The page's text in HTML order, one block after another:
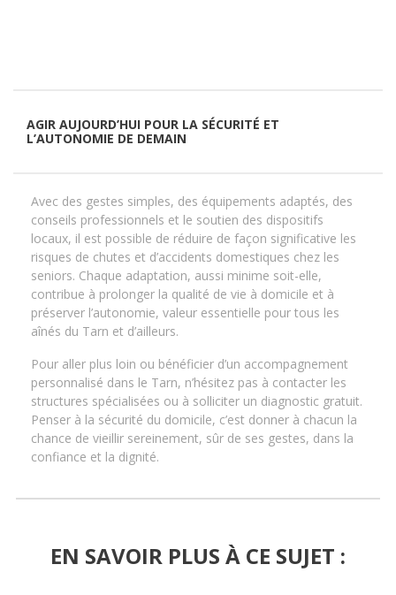
AGIR AUJOURD’HUI POUR LA SÉCURITÉ ET
L’AUTONOMIE DE DEMAIN
Avec des gestes simples, des équipements adaptés, des
conseils professionnels et le soutien des dispositifs
locaux, il est possible de réduire de façon significative les
risques de chutes et d’accidents domestiques chez les
seniors. Chaque adaptation, aussi minime soit-elle,
contribue à prolonger la qualité de vie à domicile et à
préserver l’autonomie, valeur essentielle pour tous les
aînés du Tarn et d’ailleurs.
Pour aller plus loin ou bénéficier d’un accompagnement
personnalisé dans le Tarn, n’hésitez pas à contacter les
structures spécialisées ou à solliciter un diagnostic gratuit.
Penser à la sécurité du domicile, c’est donner à chacun la
chance de vieillir sereinement, sûr de ses gestes, dans la
confiance et la dignité.
EN SAVOIR PLUS À CE SUJET :